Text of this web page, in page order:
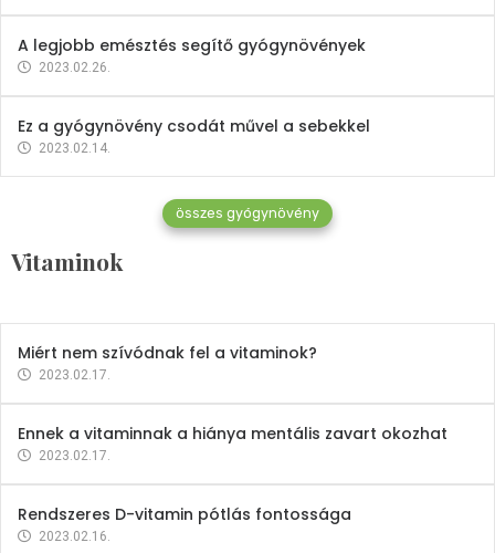
A legjobb emésztés segítő gyógynövények
2023.02.26.
Ez a gyógynövény csodát művel a sebekkel
2023.02.14.
összes gyógynövény
Vitaminok
Vitaminok
Mindent a B-12 vitaminról
2023.02.27.
Miért nem szívódnak fel a vitaminok?
2023.02.17.
Ennek a vitaminnak a hiánya mentális zavart okozhat
2023.02.17.
Rendszeres D-vitamin pótlás fontossága
2023.02.16.